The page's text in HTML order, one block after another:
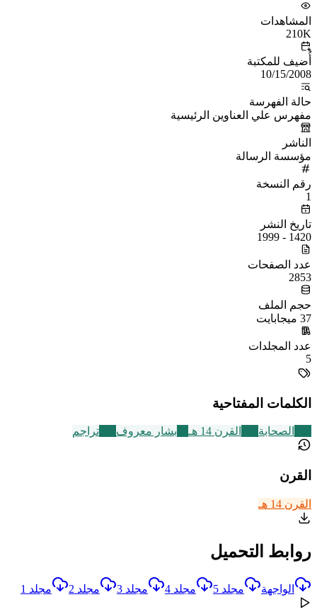
المشاهدات
210K
أُضيف للمكتبة
10/15/2008
حالة الفهرسة
مفهرس علي العناوين الرئيسية
الناشر
مؤسسة الرسالة
رقم النسخة
1
تاريخ النشر
1420 - 1999
عدد الصفحات
2853
حجم الملف
37 ميجابايت
عدد المجلدات
5
الكلمات المفتاحية
الصحابة القرن 14 هـ بشار معروف تراجم
القرن
القرن 14 هـ
روابط التحميل
الواجهة مجلد 5 مجلد 4 مجلد 3 مجلد 2 مجلد 1